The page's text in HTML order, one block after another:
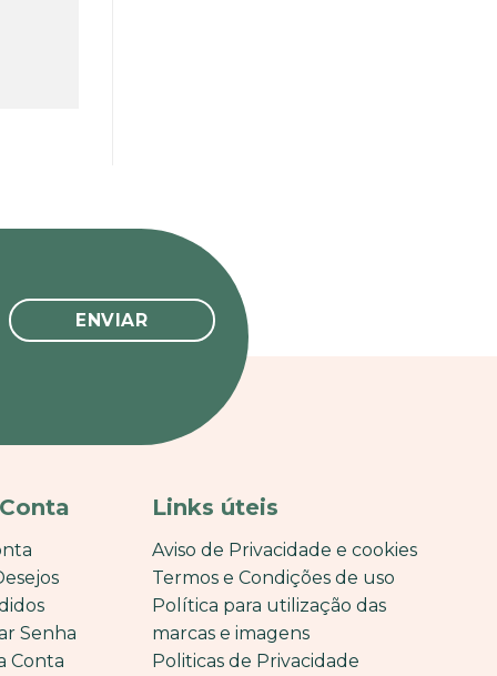
Senha
Conta
Links úteis
Aviso de Privacidade e cookies
Termos e Condições de uso
Política para utilização das
marcas e imagens
Politicas de Privacidade